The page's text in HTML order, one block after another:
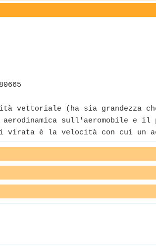
vettoriale (ha sia grandezza
sull'aeromobile e il
è la velocità con cui un